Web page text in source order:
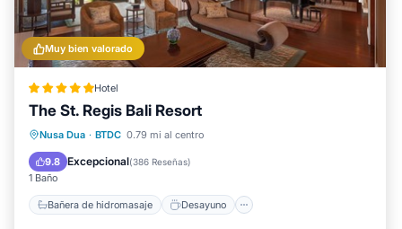
Muy bien valorado
Hotel
The St. Regis Bali Resort
Nusa Dua · BTDC 0.79 mi al centro
9.8 Excepcional(386 Reseñas)
1 Baño
Bañera de hidromasaje Desayuno
Bañera de hidromasaje
Aparcamiento